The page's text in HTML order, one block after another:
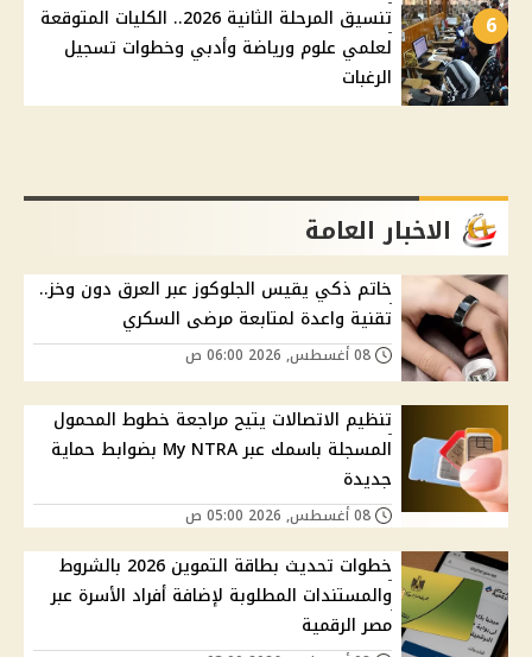
6
تنسيق المرحلة الثانية 2026.. الكليات المتوقعة
لعلمي علوم ورياضة وأدبي وخطوات تسجيل
الرغبات
الاخبار العامة
خاتم ذكي يقيس الجلوكوز عبر العرق دون وخز..
تقنية واعدة لمتابعة مرضى السكري
تنظيم الاتصالات يتيح مراجعة خطوط المحمول
المسجلة باسمك عبر My NTRA بضوابط حماية
جديدة
خطوات تحديث بطاقة التموين 2026 بالشروط
والمستندات المطلوبة لإضافة أفراد الأسرة عبر
مصر الرقمية